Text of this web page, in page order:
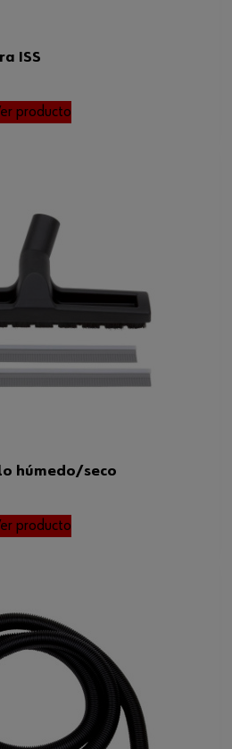
ISS
producto
húmedo/seco
producto